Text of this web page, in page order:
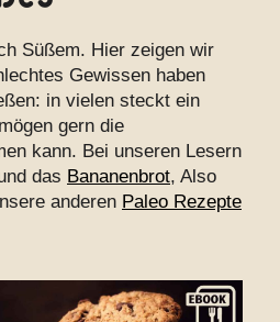
Süßem. Hier zeigen wir
Gewissen haben
in vielen steckt ein
gern die
kann. Bei unseren Lesern
das Bananenbrot, Also
anderen Paleo Rezepte